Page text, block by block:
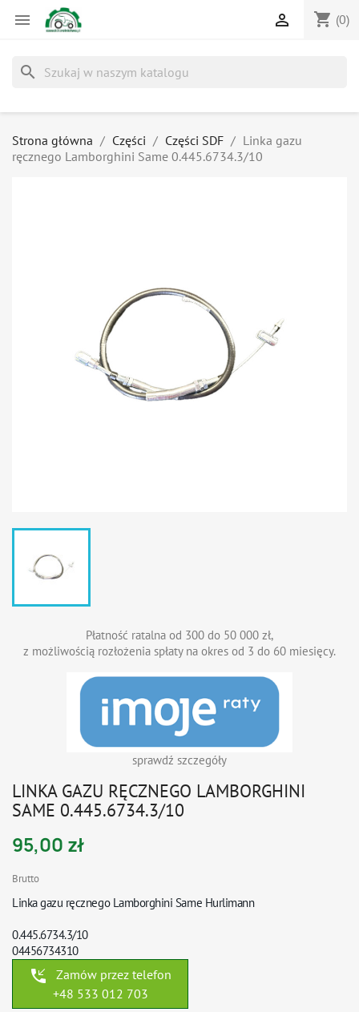
 shopping_cart (0)

search
Strona główna Części Części SDF
Linka gazu
ręcznego Lamborghini Same 0.445.6734.3/10
Płatność ratalna od 300 do 50 000 zł,
z możliwością rozłożenia spłaty na okres od 3 do 60 miesięcy.
sprawdź szczegóły
LINKA GAZU RĘCZNEGO LAMBORGHINI
SAME 0.445.6734.3/10
95,00 zł
Brutto
Linka gazu ręcznego Lamborghini Same Hurlimann
0.445.6734.3/10
04456734310
phone_callback
Zamów przez telefon
+48 533 012 703